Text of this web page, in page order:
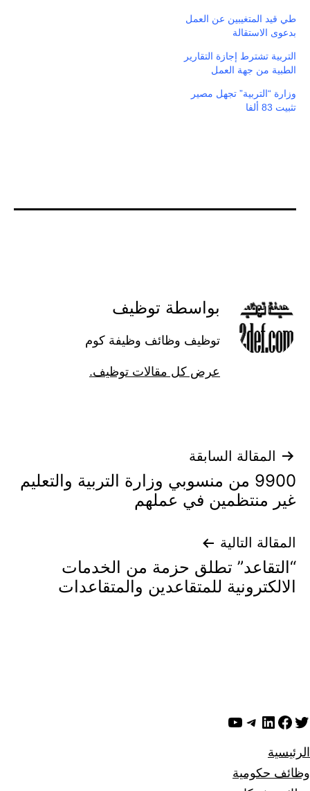
طي قيد المتغيبين عن العمل
بدعوى الاستقالة
التربية تشترط إجازة التقارير
الطبية من جهة العمل
وزارة “التربية” تجهل مصير
تثبيت 83 ألفا
بواسطة توظيف
توظيف وظائف وظيفة كوم
عرض كل مقالات توظيف.
تصفّح
المقالات
المقالة السابقة
9900 من منسوبي وزارة التربية والتعليم
غير منتظمين في عملهم
المقالة التالية
“التقاعد” تطلق حزمة من الخدمات
الالكترونية للمتقاعدين والمتقاعدات
تويترفيسبوك
لينكد إن تيليجرام
يوتيوب
الرئيسية
وظائف حكومية